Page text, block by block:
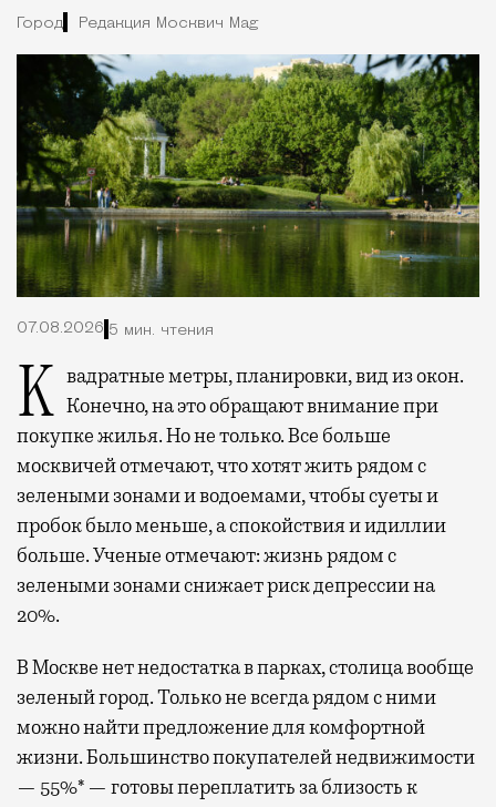
Город Редакция Москвич Mag
07.08.2026 5 мин. чтения
Квадратные метры, планировки, вид из окон. Конечно, на это обращают внимание при
покупке жилья. Но не только. Все больше
москвичей отмечают, что хотят жить рядом с
зелеными зонами и водоемами, чтобы суеты и
пробок было меньше, а спокойствия и идиллии
больше. Ученые отмечают: жизнь рядом с
зелеными зонами снижает риск депрессии на
20%.
В Москве нет недостатка в парках, столица вообще
зеленый город. Только не всегда рядом с ними
можно найти предложение для комфортной
жизни. Большинство покупателей недвижимости
— 55%* — готовы переплатить за близость к